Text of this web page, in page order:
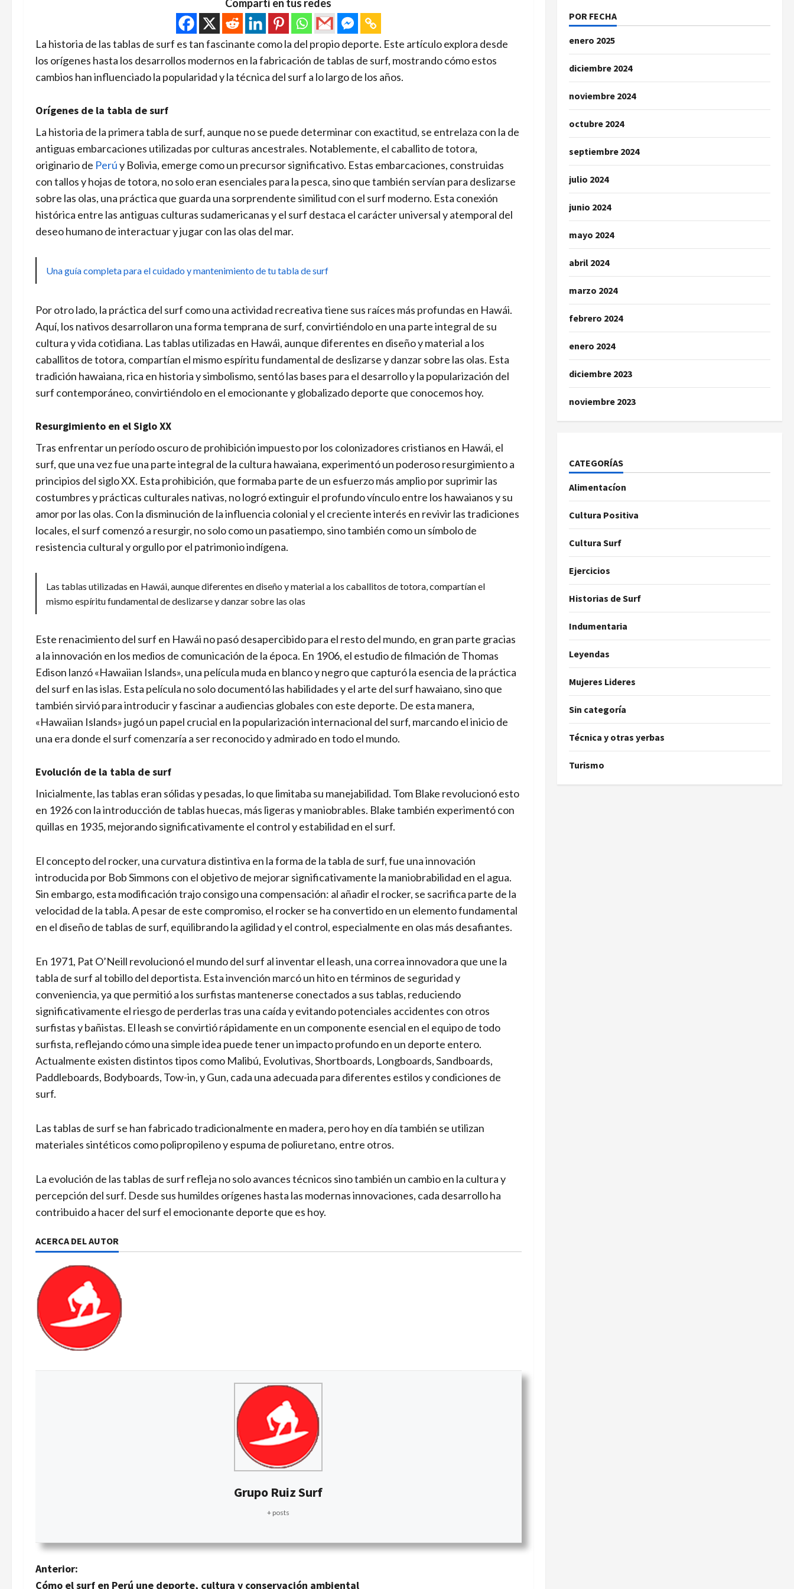
Compartí en tus redes
La historia de las tablas de surf es tan fascinante como la del propio deporte. Este artículo explora desde
los orígenes hasta los desarrollos modernos en la fabricación de tablas de surf, mostrando cómo estos
cambios han influenciado la popularidad y la técnica del surf a lo largo de los años.
Orígenes de la tabla de surf
La historia de la primera tabla de surf, aunque no se puede determinar con exactitud, se entrelaza con la de
antiguas embarcaciones utilizadas por culturas ancestrales. Notablemente, el caballito de totora,
originario de Perúy Bolivia, emerge como un precursor significativo. Estas embarcaciones, construidas
con tallos y hojas de totora, no solo eran esenciales para la pesca, sino que también servían para deslizarse
sobre las olas, una práctica que guarda una sorprendente similitud con el surf moderno. Esta conexión
histórica entre las antiguas culturas sudamericanas y el surf destaca el carácter universal y atemporal del
deseo humano de interactuar y jugar con las olas del mar.
Una guía completa para el cuidado y mantenimiento de tu tabla de surf
Por otro lado, la práctica del surf como una actividad recreativa tiene sus raíces más profundas en Hawái.
Aquí, los nativos desarrollaron una forma temprana de surf, convirtiéndolo en una parte integral de su
cultura y vida cotidiana. Las tablas utilizadas en Hawái, aunque diferentes en diseño y material a los
caballitos de totora, compartían el mismo espíritu fundamental de deslizarse y danzar sobre las olas. Esta
tradición hawaiana, rica en historia y simbolismo, sentó las bases para el desarrollo y la popularización del
surf contemporáneo, convirtiéndolo en el emocionante y globalizado deporte que conocemos hoy.
Resurgimiento en el Siglo XX
Tras enfrentar un período oscuro de prohibición impuesto por los colonizadores cristianos en Hawái, el
surf, que una vez fue una parte integral de la cultura hawaiana, experimentó un poderoso resurgimiento a
principios del siglo XX. Esta prohibición, que formaba parte de un esfuerzo más amplio por suprimir las
costumbres y prácticas culturales nativas, no logró extinguir el profundo vínculo entre los hawaianos y su
amor por las olas. Con la disminución de la influencia colonial y el creciente interés en revivir las tradiciones
locales, el surf comenzó a resurgir, no solo como un pasatiempo, sino también como un símbolo de
resistencia cultural y orgullo por el patrimonio indígena.
Las tablas utilizadas en Hawái, aunque diferentes en diseño y material a los caballitos de totora, compartían el
mismo espíritu fundamental de deslizarse y danzar sobre las olas
Este renacimiento del surf en Hawái no pasó desapercibido para el resto del mundo, en gran parte gracias
a la innovación en los medios de comunicación de la época. En 1906, el estudio de filmación de Thomas
Edison lanzó «Hawaiian Islands», una película muda en blanco y negro que capturó la esencia de la práctica
del surf en las islas. Esta película no solo documentó las habilidades y el arte del surf hawaiano, sino que
también sirvió para introducir y fascinar a audiencias globales con este deporte. De esta manera,
«Hawaiian Islands» jugó un papel crucial en la popularización internacional del surf, marcando el inicio de
una era donde el surf comenzaría a ser reconocido y admirado en todo el mundo.
Evolución de la tabla de surf
Inicialmente, las tablas eran sólidas y pesadas, lo que limitaba su manejabilidad. Tom Blake revolucionó esto
en 1926 con la introducción de tablas huecas, más ligeras y maniobrables. Blake también experimentó con
quillas en 1935, mejorando significativamente el control y estabilidad en el surf.
El concepto del rocker, una curvatura distintiva en la forma de la tabla de surf, fue una innovación
introducida por Bob Simmons con el objetivo de mejorar significativamente la maniobrabilidad en el agua.
Sin embargo, esta modificación trajo consigo una compensación: al añadir el rocker, se sacrifica parte de la
velocidad de la tabla. A pesar de este compromiso, el rocker se ha convertido en un elemento fundamental
en el diseño de tablas de surf, equilibrando la agilidad y el control, especialmente en olas más desafiantes.
En 1971, Pat O’Neill revolucionó el mundo del surf al inventar el leash, una correa innovadora que une la
tabla de surf al tobillo del deportista. Esta invención marcó un hito en términos de seguridad y
conveniencia, ya que permitió a los surfistas mantenerse conectados a sus tablas, reduciendo
significativamente el riesgo de perderlas tras una caída y evitando potenciales accidentes con otros
surfistas y bañistas. El leash se convirtió rápidamente en un componente esencial en el equipo de todo
surfista, reflejando cómo una simple idea puede tener un impacto profundo en un deporte entero.
Actualmente existen distintos tipos como Malibú, Evolutivas, Shortboards, Longboards, Sandboards,
Paddleboards, Bodyboards, Tow-in, y Gun, cada una adecuada para diferentes estilos y condiciones de
surf.
Las tablas de surf se han fabricado tradicionalmente en madera, pero hoy en día también se utilizan
materiales sintéticos como polipropileno y espuma de poliuretano, entre otros.
La evolución de las tablas de surf refleja no solo avances técnicos sino también un cambio en la cultura y
percepción del surf. Desde sus humildes orígenes hasta las modernas innovaciones, cada desarrollo ha
contribuido a hacer del surf el emocionante deporte que es hoy.
ACERCA DEL AUTOR
Grupo Ruiz Surf
+ posts
N
Anterior:
Cómo el surf en Perú une deporte, cultura y conservación ambiental
POR FECHA
enero 2025
diciembre 2024
noviembre 2024
octubre 2024
septiembre 2024
julio 2024
junio 2024
mayo 2024
abril 2024
marzo 2024
febrero 2024
enero 2024
diciembre 2023
noviembre 2023
CATEGORÍAS
Alimentacíon
Cultura Positiva
Cultura Surf
Ejercicios
Historias de Surf
Indumentaria
Leyendas
Mujeres Lideres
Sin categoría
Técnica y otras yerbas
Turismo